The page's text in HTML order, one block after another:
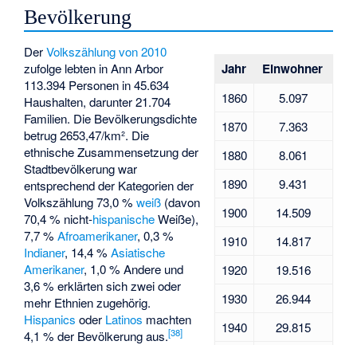
Bevölkerung
Jahr Einwohner
1860
5.097
1870
7.363
1880
8.061
1890
9.431
1900
14.509
1910
14.817
1920
19.516
1930
26.944
1940
29.815
DerVolkszählung von 2010
zufolge lebten in Ann Arbor
113.394 Personen in 45.634
Haushalten, darunter 21.704
Familien. Die Bevölkerungsdichte
betrug 2653,47/km². Die
ethnische Zusammensetzung der
Stadtbevölkerung war
entsprechend der Kategorien der
Volkszählung 73,0 %weiß (davon
70,4 % nicht-hispanischeWeiße),
7,7 %Afroamerikaner, 0,3 %
Indianer, 14,4 %Asiatische
Amerikaner, 1,0 % Andere und
3,6 % erklärten sich zwei oder
mehr Ethnien zugehörig.
Hispanics oder Latinos machten
4,1 % der Bevölkerung aus.[38]